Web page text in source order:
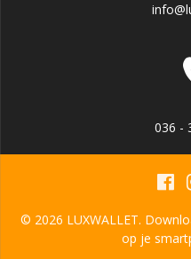
036 -
© 2026 LUXWALLET.
op je